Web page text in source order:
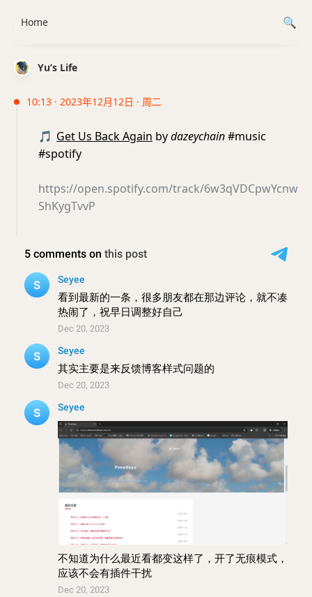
Yu’s Life
10:13 · 2023年12月12日 · 周二
🎵 Get Us Back Again bydazeychain#music
#spotify
https://open.spotify.com/track/6w3qVDCpwYcnw
ShKygTvvP
Home